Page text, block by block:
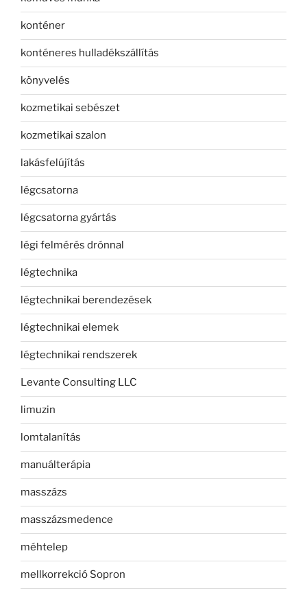
konténer
konténeres hulladékszállítás
könyvelés
kozmetikai sebészet
kozmetikai szalon
lakásfelújítás
légcsatorna
légcsatorna gyártás
légi felmérés drónnal
légtechnika
légtechnikai berendezések
légtechnikai elemek
légtechnikai rendszerek
Levante Consulting LLC
limuzin
lomtalanítás
manuálterápia
masszázs
masszázsmedence
méhtelep
mellkorrekció Sopron